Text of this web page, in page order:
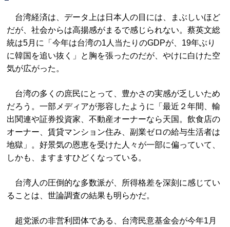
台湾経済は、データ上は日本人の目には、まぶしいほど
だが、社会からは高揚感がまるで感じられない。蔡英文総
統は5月に「今年は台湾の1人当たりのGDPが、19年ぶり
に韓国を追い抜く」と胸を張ったのだが、やけに白けた空
気が広がった。
台湾の多くの庶民にとって、豊かさの実感が乏しいため
だろう。一部メディアが形容したように「最近２年間、輸
出関連や証券投資家、不動産オーナーなら天国。飲食店の
オーナー、賃貸マンション住み、副業ゼロの給与生活者は
地獄」。好景気の恩恵を受けた人々が一部に偏っていて、
しかも、ますますひどくなっている。
台湾人の圧倒的な多数派が、所得格差を深刻に感じてい
ることは、世論調査の結果も明らかだ。
超党派の非営利団体である、台湾民意基金会が今年1月